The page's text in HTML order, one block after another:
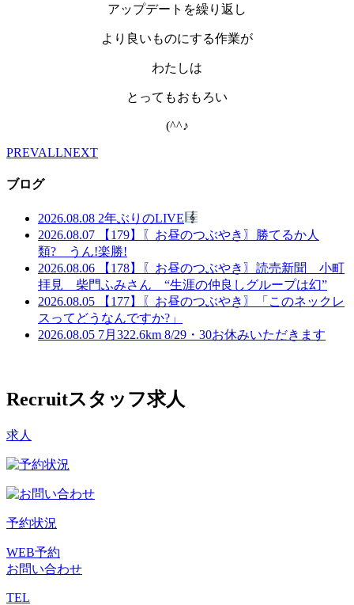
アップデートを繰り返し
より良いものにする作業が
わたしは
とってもおもろい
(^^♪
PREVALLNEXT
ブログ
2026.08.08 2年ぶりのLIVE
2026.08.07
【179】〖お昼のつぶやき〗勝てるか人
類? うん!楽勝!
2026.08.06
【178】〖お昼のつぶやき〗読売新聞 小町
拝見 柴門ふみさん “生涯の仲良しグループは幻”
2026.08.05
【177】〖お昼のつぶやき〗「このネックレ
スってどうなんですか?」
2026.08.05 7月322.6km 8/29・30お休みいただきます
Recruitスタッフ求人
求人
予約状況
WEB予約
お問い合わせ
TEL